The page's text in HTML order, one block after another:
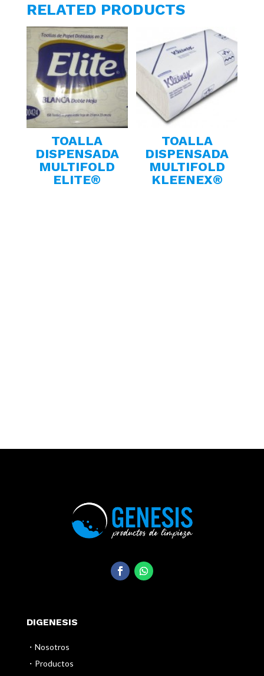
RELATED PRODUCTS
TOALLA
DISPENSADA
MULTIFOLD
ELITE®
TOALLA
DISPENSADA
MULTIFOLD
KLEENEX®
DIGENESIS
・Nosotros
・Productos